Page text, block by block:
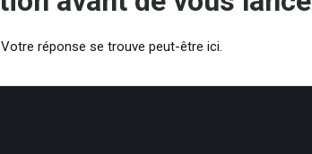
Votre réponse se trouve peut-être ici.